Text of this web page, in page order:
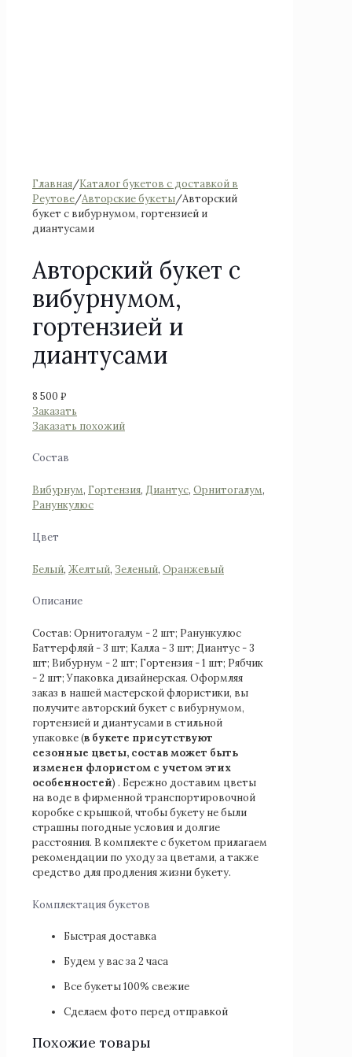
Главная/Каталог букетов с доставкой в
Реутове/Авторские букеты/Авторский
букет с вибурнумом, гортензией и
диантусами
Авторский букет с
вибурнумом,
гортензией и
диантусами
8 500 ₽
Заказать
Заказать похожий
Состав
Вибурнум, Гортензия, Диантус, Орнитогалум,
Ранункулюс
Цвет
Белый, Желтый, Зеленый, Оранжевый
Описание
Состав: Орнитогалум - 2 шт; Ранункулюс
Баттерфляй - 3 шт; Калла - 3 шт; Диантус - 3
шт; Вибурнум - 2 шт; Гортензия - 1 шт; Рябчик
- 2 шт; Упаковка дизайнерская. Оформляя
заказ в нашей мастерской флористики, вы
получите авторский букет с вибурнумом,
гортензией и диантусами в стильной
упаковке (в букете присутствуют
сезонные цветы, состав может быть
изменен флористом с учетом этих
особенностей) . Бережно доставим цветы
на воде в фирменной транспортировочной
коробке с крышкой, чтобы букету не были
страшны погодные условия и долгие
расстояния. В комплекте с букетом прилагаем
рекомендации по уходу за цветами, а также
средство для продления жизни букету.
Комплектация букетов
Быстрая доставка
Будем у вас за 2 часа
Все букеты 100% свежие
Сделаем фото перед отправкой
Похожие товары